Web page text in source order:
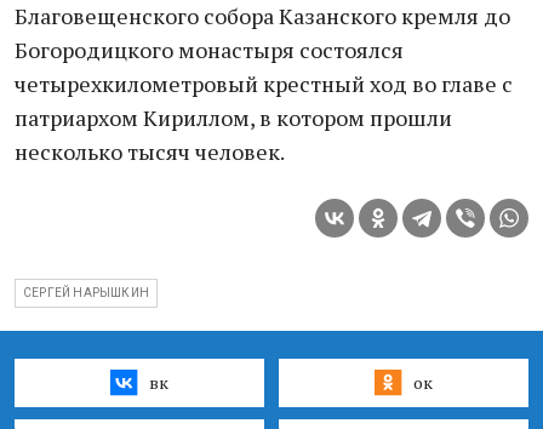
Благовещенского собора Казанского кремля до
Богородицкого монастыря состоялся
четырехкилометровый крестный ход во главе с
патриархом Кириллом, в котором прошли
несколько тысяч человек.
СЕРГЕЙ НАРЫШКИН
вк ок